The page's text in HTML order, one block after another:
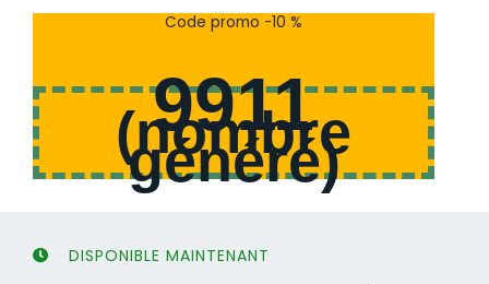
s
s
Code promo -10 %
9911
(nombre
généré)
DISPONIBLE MAINTENANT